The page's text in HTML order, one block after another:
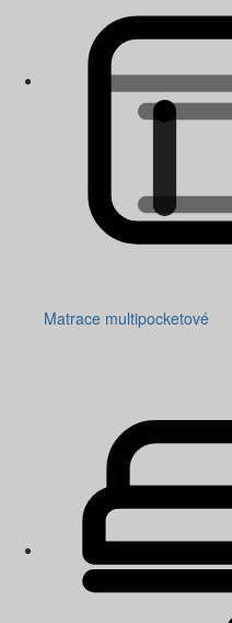
Matrace multipocketové